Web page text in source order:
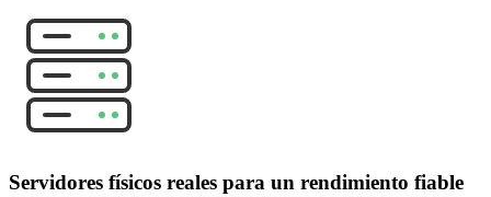
Servidores físicos reales para un rendimiento fiable